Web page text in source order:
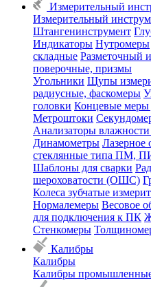
Измерительный
Измерительный
Штангенинструмент
Индикаторы Нутромеры
складные Разметочный
поверочные, призмы
Угольники Щупы
радиусные, фаскомеры
головки Концевые
Метроштоки
Анализаторы влажности
Динамометры Лазерное
стеклянные типа ПМ,
Шаблоны для сварки
шероховатости (ОШС)
Колеса зубчатые
Нормалемеры Весовое
для подключения к ПК
Стенкомеры
Калибры
Калибры
Калибры